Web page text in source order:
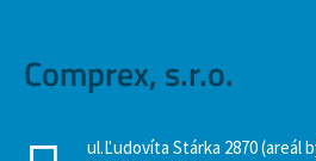
Comprex, s.r.o.
ul.Ľudovíta Stárka 2870 (areál